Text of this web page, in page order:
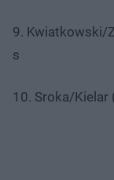
9. Kwiatkowski/
s
10. Sroka/Kielar